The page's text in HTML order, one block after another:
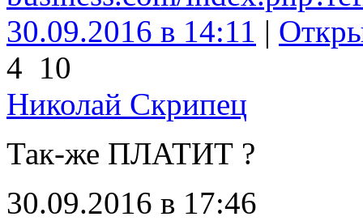
30.09.2016 в 14:11 |
4 10
Николай Скрипец
Так-же ПЛАТИТ ?
30.09.2016 в 17:46